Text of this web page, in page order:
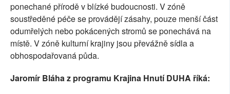
ponechané přírodě v blízké budoucnosti. V zóně
soustředěné péče se provádějí zásahy, pouze menší část
odumřelých nebo pokácených stromů se ponechává na
místě. V zóně kulturní krajiny jsou převážně sídla a
obhospodařovaná půda.
Jaromír Bláha z programu Krajina Hnutí DUHA říká: